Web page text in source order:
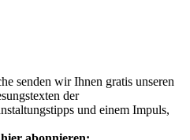
senden wir Ihnen gratis unseren
der
und einem Impuls,